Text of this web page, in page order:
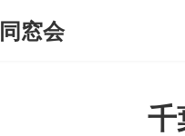
窓会
千